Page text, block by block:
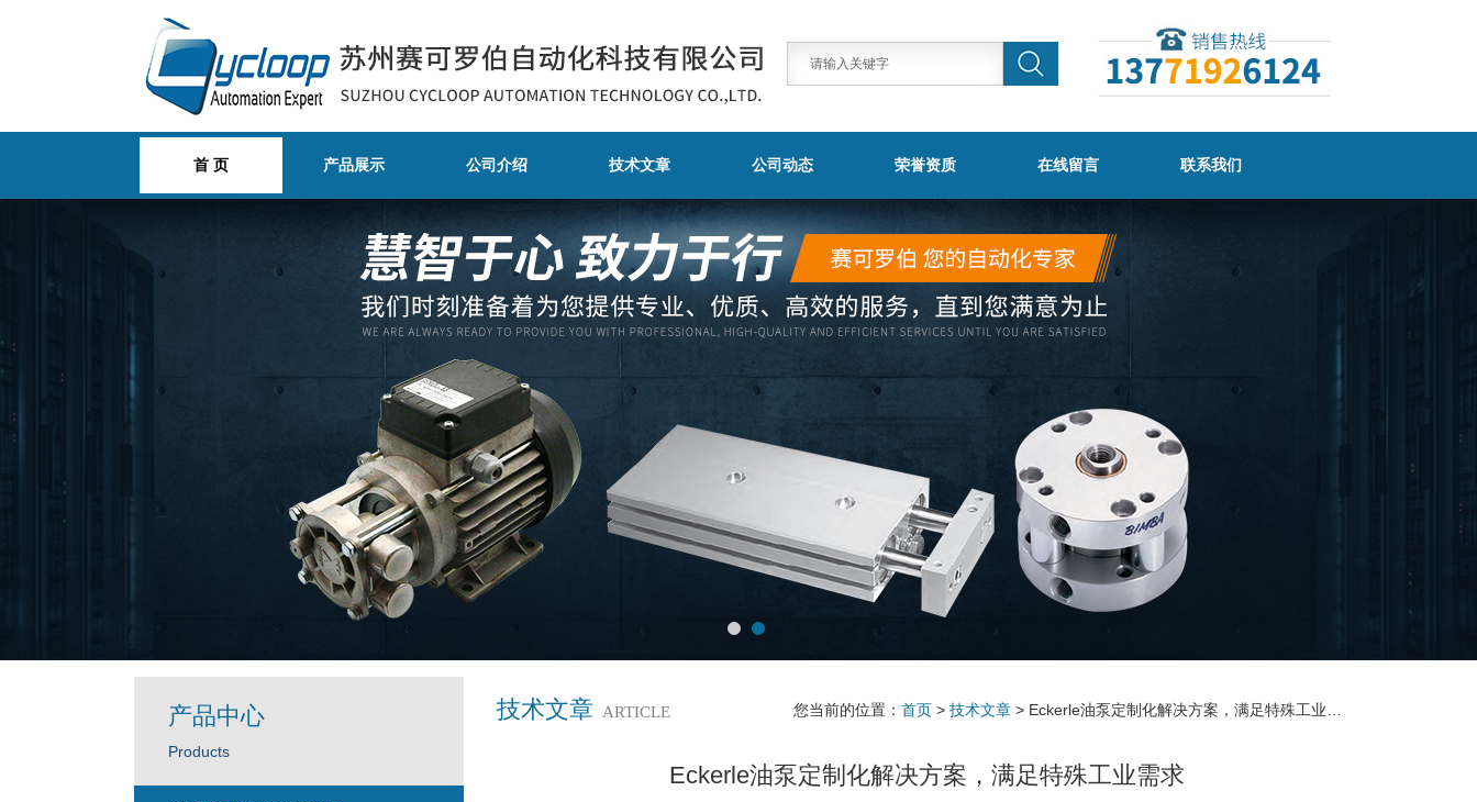
首 页 产品展示 公司介绍 技术文章 公司动态 荣誉资质 在线留言 联系我们
技术文章 ARTICLE 您当前的位置： 首页 > 技术文章 > Eckerle油泵定制化解决方案，满足特殊工业需求
Eckerle油泵定制化解决方案，满足特殊工业需求
产品中心
Products